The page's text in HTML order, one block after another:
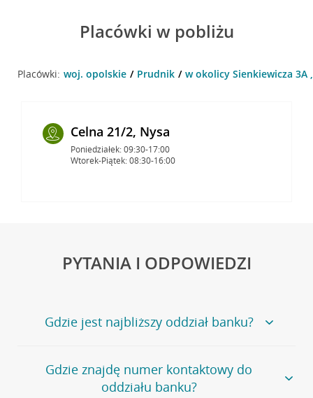
Placówki w pobliżu
Placówki: woj. opolskie Prudnik w okolicy Sienkiewicza 3A
Celna 21/2, Nysa
Poniedziałek: 09:30-17:00
Wtorek-Piątek: 08:30-16:00
PYTANIA I ODPOWIEDZI
Gdzie jest najbliższy oddział banku?
Jeśli szukasz oddziału naszego banku, zapraszamy na
stronęPlacówki i bankomaty, na której znajduje się
wygodna wyszukiwarka.
Gdzie znajdę numer kontaktowy do
oddziału banku?